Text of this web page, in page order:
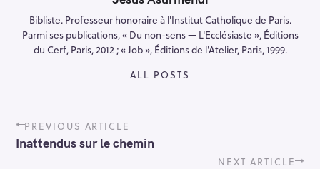
Bibliste. Professeur honoraire à l'Institut Catholique de Paris.
Parmi ses publications, « Du non-sens — L'Ecclésiaste », Éditions
du Cerf, Paris, 2012 ; « Job », Éditions de l'Atelier, Paris, 1999.
ALL POSTS
P
o
s
PREVIOUS ARTICLE
Inattendus sur le chemin
NEXT ARTICLE